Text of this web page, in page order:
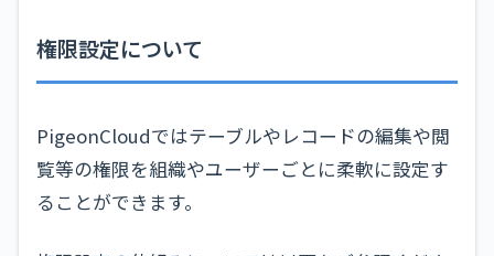
権限設定について
PigeonCloudではテーブルやレコードの編集や閲
覧等の権限を組織やユーザーごとに柔軟に設定す
ることができます。